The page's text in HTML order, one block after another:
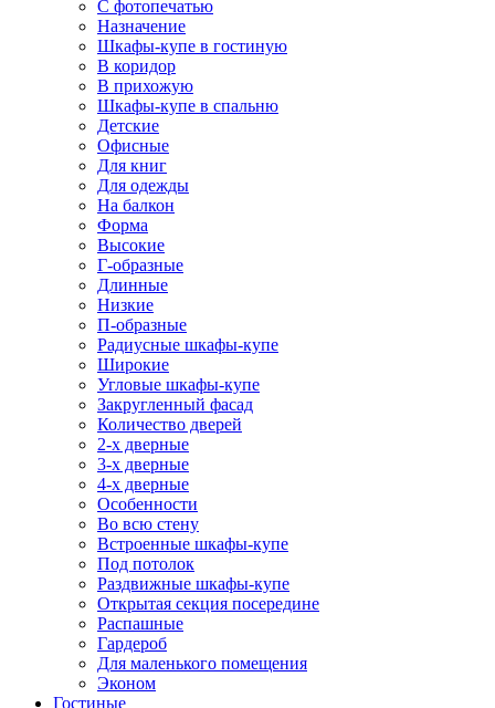
С фотопечатью
Назначение
Шкафы-купе в гостиную
В коридор
В прихожую
Шкафы-купе в спальню
Детские
Офисные
Для книг
Для одежды
На балкон
Форма
Высокие
Г-образные
Длинные
Низкие
П-образные
Радиусные шкафы-купе
Широкие
Угловые шкафы-купе
Закругленный фасад
Количество дверей
2-х дверные
3-х дверные
4-х дверные
Особенности
Во всю стену
Встроенные шкафы-купе
Под потолок
Раздвижные шкафы-купе
Открытая секция посередине
Распашные
Гардероб
Для маленького помещения
Эконом
Гостиные